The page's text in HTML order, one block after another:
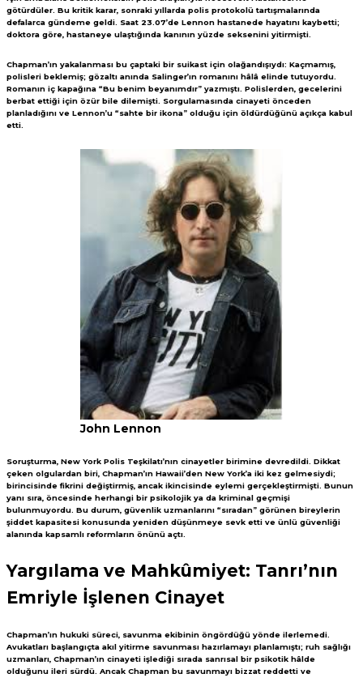
götürdüler. Bu kritik karar, sonraki yıllarda polis protokolü tartışmalarında
defalarca gündeme geldi. Saat 23.07’de Lennon hastanede hayatını kaybetti;
doktora göre, hastaneye ulaştığında kanının yüzde seksenini yitirmişti.
Chapman’ın yakalanması bu çaptaki bir suikast için olağandışıydı: Kaçmamış,
polisleri beklemiş; gözaltı anında Salinger’ın romanını hâlâ elinde tutuyordu.
Romanın iç kapağına “Bu benim beyanımdır” yazmıştı. Polislerden, gecelerini
berbat ettiği için özür bile dilemişti. Sorgulamasında cinayeti önceden
planladığını ve Lennon’u “sahte bir ikona” olduğu için öldürdüğünü açıkça kabul
etti.
John Lennon
Soruşturma, New York Polis Teşkilatı’nın cinayetler birimine devredildi. Dikkat
çeken olgulardan biri, Chapman’ın Hawaii’den New York’a iki kez gelmesiydi;
birincisinde fikrini değiştirmiş, ancak ikincisinde eylemi gerçekleştirmişti. Bunun
yanı sıra, öncesinde herhangi bir psikolojik ya da kriminal geçmişi
bulunmuyordu. Bu durum, güvenlik uzmanlarını “sıradan” görünen bireylerin
şiddet kapasitesi konusunda yeniden düşünmeye sevk etti ve ünlü güvenliği
alanında kapsamlı reformların önünü açtı.
Yargılama ve Mahkûmiyet: Tanrı’nın
Emriyle İşlenen Cinayet
Chapman’ın hukuki süreci, savunma ekibinin öngördüğü yönde ilerlemedi.
Avukatları başlangıçta akıl yitirme savunması hazırlamayı planlamıştı; ruh sağlığı
uzmanları, Chapman’ın cinayeti işlediği sırada sanrısal bir psikotik hâlde
olduğunu ileri sürdü. Ancak Chapman bu savunmayı bizzat reddetti ve